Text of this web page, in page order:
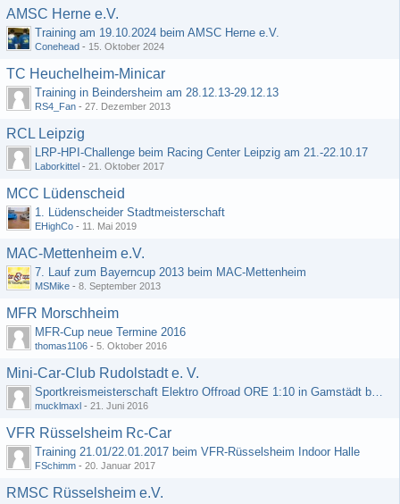
AMSC Herne e.V.
Training am 19.10.2024 beim AMSC Herne e.V.
Conehead - 15. Oktober 2024
TC Heuchelheim-Minicar
Training in Beindersheim am 28.12.13-29.12.13
RS4_Fan - 27. Dezember 2013
RCL Leipzig
LRP-HPI-Challenge beim Racing Center Leipzig am 21.-22.10.17
Laborkittel - 21. Oktober 2017
MCC Lüdenscheid
1. Lüdenscheider Stadtmeisterschaft
EHighCo - 11. Mai 2019
MAC-Mettenheim e.V.
7. Lauf zum Bayerncup 2013 beim MAC-Mettenheim
MSMike - 8. September 2013
MFR Morschheim
MFR-Cup neue Termine 2016
thomas1106 - 5. Oktober 2016
Mini-Car-Club Rudolstadt e. V.
Sportkreismeisterschaft Elektro Offroad ORE 1:10 in Gamstädt bei Erfurt, Outdoor mit Indoor Ausweichmöglichkeit!!!
mucklmaxl - 21. Juni 2016
VFR Rüsselsheim Rc-Car
Training 21.01/22.01.2017 beim VFR-Rüsselsheim Indoor Halle
FSchimm - 20. Januar 2017
RMSC Rüsselsheim e.V.